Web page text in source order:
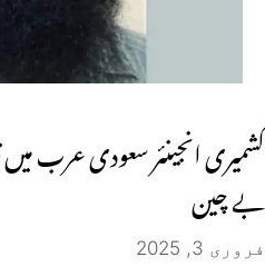
کشمیری انجینئر سعودی عرب
بے چین
فروری 3, 2025